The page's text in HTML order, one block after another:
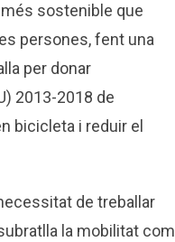
sostenible que
persones, fent una
per donar
2013-2018 de
bicicleta i reduir el
de treballar
la mobilitat com